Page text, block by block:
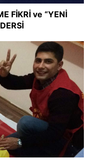
FİKRİ ve “YENİ